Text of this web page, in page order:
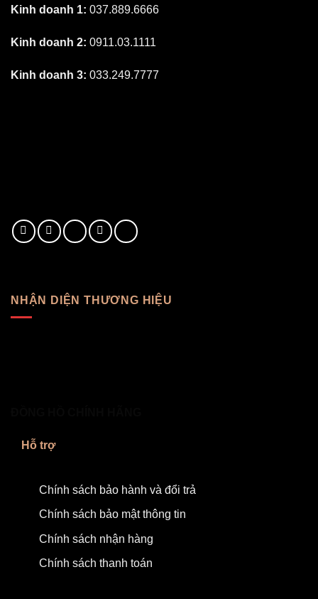
Kinh doanh 1: 037.889.6666
Kinh doanh 2: 0911.03.1111
Kinh doanh 3: 033.249.7777
NHẬN DIỆN THƯƠNG HIỆU
Hỗ trợ
Chính sách bảo hành và đổi trả
Chính sách bảo mật thông tin
Chính sách nhận hàng
Chính sách thanh toán